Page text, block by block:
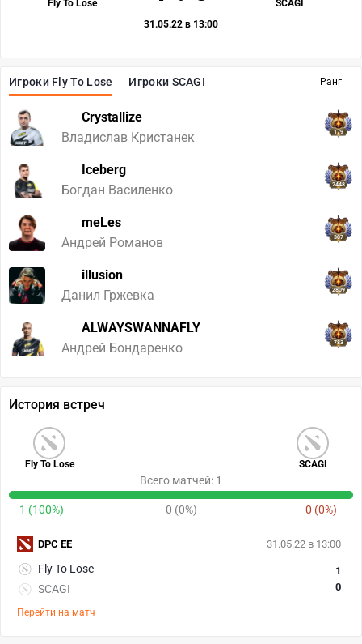
Ранг
Игроки Fly To Lose Игроки SCAGI
Crystallize
Владислав Кристанек
179
Iceberg
Богдан Василенко
2448
meLes
Андрей Романов
307
illusion
Данил Гржевка
2809
ALWAYSWANNAFLY
Андрей Бондаренко
783
Fly To Lose SCAGI
31.05.22 в 13:00
История встреч
Fly To Lose SCAGI
Всего матчей: 1
1 (100%) 0 (0%) 0 (0%)
31.05.22 в 13:00
Fly To Lose
SCAGI
1
0
Перейти на матч
DPC EE